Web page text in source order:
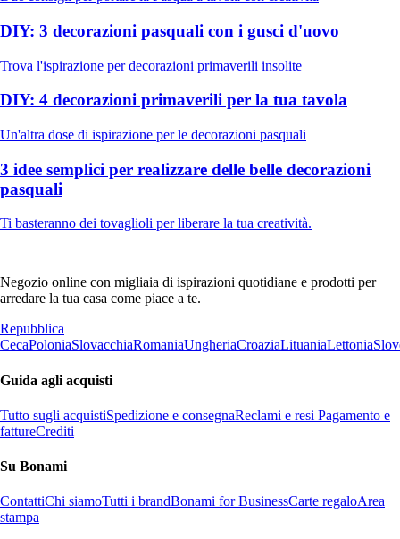
DIY: 3 decorazioni pasquali con i gusci d'uovo
Trova l'ispirazione per decorazioni primaverili insolite
DIY: 4 decorazioni primaverili per la tua tavola
Un'altra dose di ispirazione per le decorazioni pasquali
3 idee semplici per realizzare delle belle decorazioni
pasquali
Ti basteranno dei tovaglioli per liberare la tua creatività.
Negozio online con migliaia di ispirazioni quotidiane e prodotti per
arredare la tua casa come piace a te.
Repubblica
CecaPoloniaSlovacchiaRomaniaUngheriaCroaziaLituaniaLettonia
Guida agli acquisti
Tutto sugli acquistiSpedizione e consegnaReclami e resi Pagamento e
fattureCrediti
Su Bonami
ContattiChi siamoTutti i brandBonami for BusinessCarte regaloArea
stampa